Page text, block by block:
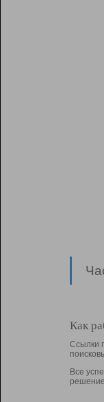
Как
Ссылки
Все